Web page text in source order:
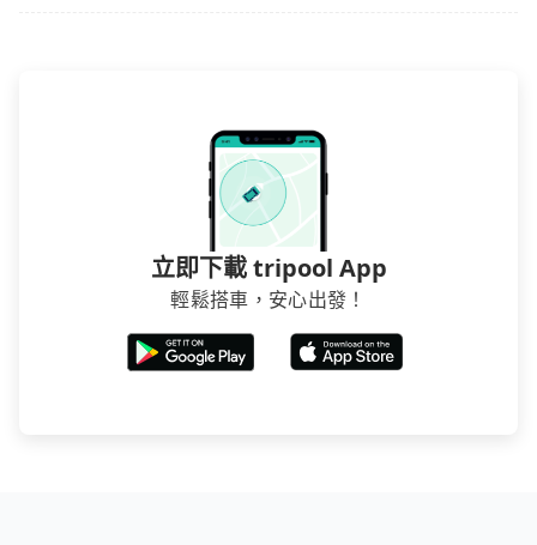
立即下載 tripool App
輕鬆搭車，安心出發！